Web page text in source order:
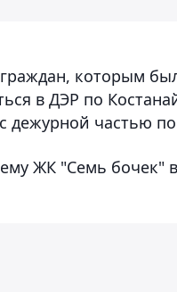
граждан, которым
в ДЭР по
дежурной частью
ЖК "Семь бочек"